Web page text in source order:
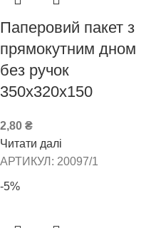
Паперовий пакет з
прямокутним дном
без ручок
350х320х150
2,80 ₴
Читати далі
АРТИКУЛ: 20097/1
-5%